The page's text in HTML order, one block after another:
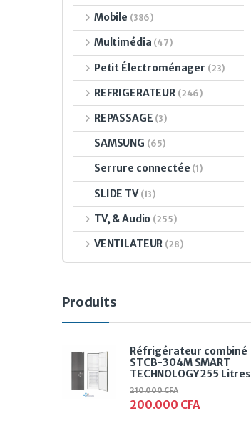
Mobile (386)
Multimédia (47)
Petit Électroménager (23)
REFRIGERATEUR (246)
REPASSAGE (3)
SAMSUNG (65)
Serrure connectée (1)
SLIDE TV (13)
TV, & Audio (255)
VENTILATEUR (28)
Produits
Réfrigérateur combiné
STCB-304M SMART
TECHNOLOGY 255 Litres
200.000 CFA
210.000CFA